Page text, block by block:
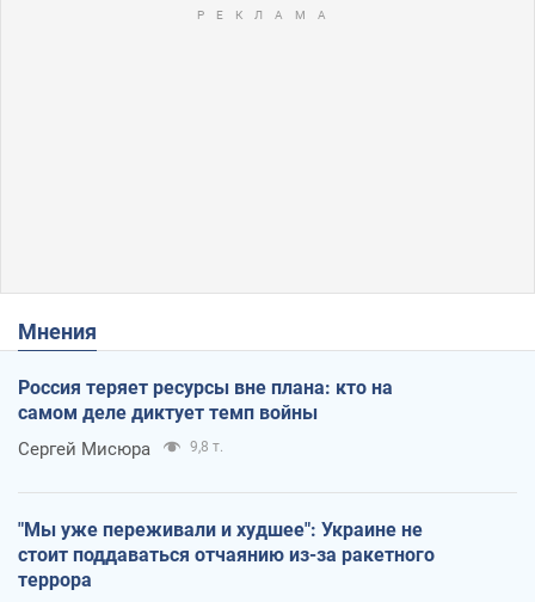
Мнения
Россия теряет ресурсы вне плана: кто на
самом деле диктует темп войны
Сергей Мисюра 9,8 т.
"Мы уже переживали и худшее": Украине не
стоит поддаваться отчаянию из-за ракетного
террора